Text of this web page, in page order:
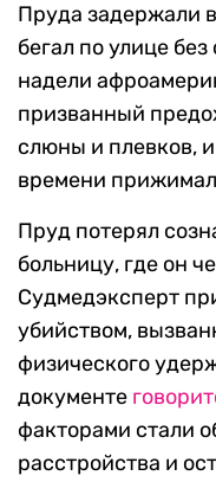
Пруда задержали
бегал по улице
надели
призванный
слюны и плевков,
времени
Пруд потерял
больницу, где он
Судмедэксперт
убийством,
физического
документе
факторами стали
расстройства и